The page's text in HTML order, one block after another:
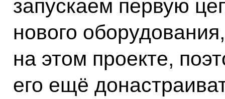
запускаем первую
нового
на этом проекте,
его ещё